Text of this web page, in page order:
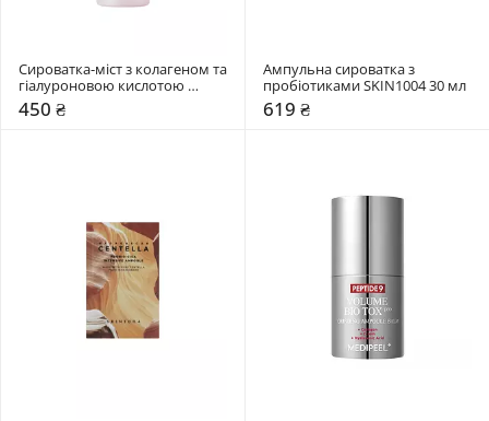
Сироватка-міст з колагеном та
гіалуроновою кислотою
Arocell 30 мл
450 ₴
Ампульна сироватка з
пробіотиками SKIN1004 30 мл
619 ₴